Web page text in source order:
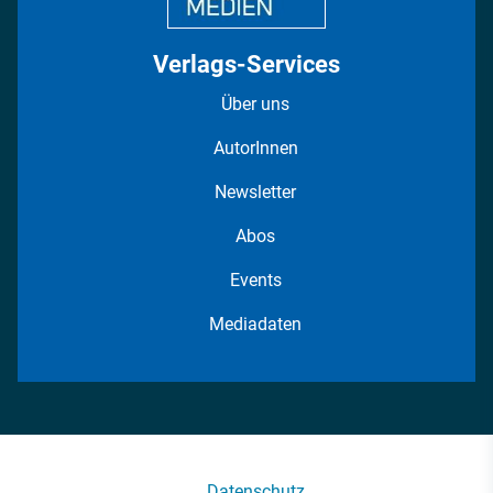
Verlags-Services
Über uns
AutorInnen
Newsletter
Abos
Events
Mediadaten